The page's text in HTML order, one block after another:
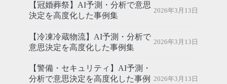
【冠婚葬祭】AI予測・分析で意思
決定を高度化した事例集
2026年3月13日
【冷凍冷蔵物流】AI予測・分析で
意思決定を高度化した事例集
2026年3月13日
【警備・セキュリティ】AI予測・
分析で意思決定を高度化した事例
2026年3月13日